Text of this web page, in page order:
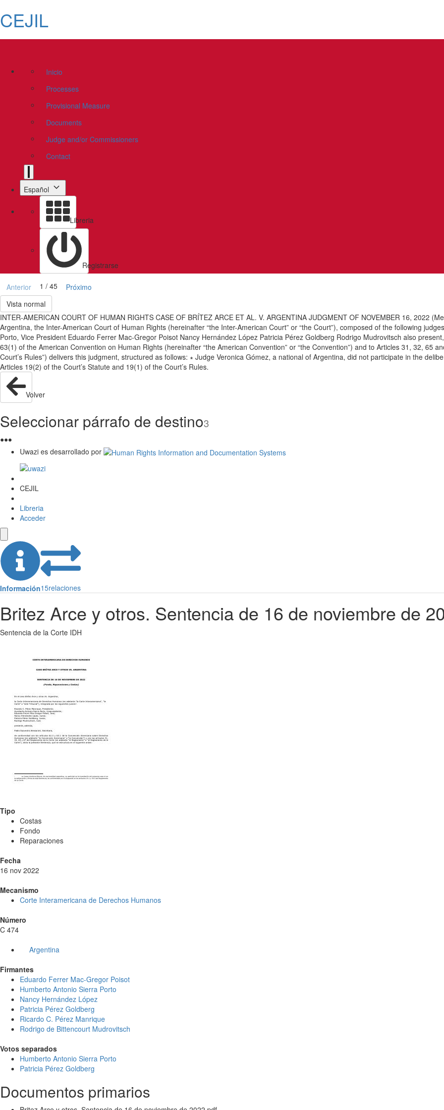
CEJIL
Inicio
Processes
Provisional Measure
Documents
Judge and/or Commissioners
Contact
Español
Libreria
Registrarse
Anterior 1 / 45
Próximo
Vista normal
INTER-AMERICAN COURT OF HUMAN RIGHTS CASE OF BRÍTEZ ARCE ET AL. V. ARGENTINA JUDGMENT OF NOVEMBER 16, 2022
Argentina, the Inter-American Court of Human Rights (hereinafter “the Inter-American Court” or “the Court”), composed of the following
Porto, Vice President Eduardo Ferrer Mac-Gregor Poisot Nancy Hernández López Patricia Pérez Goldberg Rodrigo Mudrovitsch also
63(1) of the American Convention on Human Rights (hereinafter “the American Convention” or “the Convention”) and to Articles 31, 32, 65
Court’s Rules”) delivers this judgment, structured as follows: ∗ Judge Veronica Gómez, a national of Argentina, did not participate in the
Articles 19(2) of the Court’s Statute and 19(1) of the Court’s Rules.
Volver
Seleccionar párrafo de destino3
●●●
Uwazi es desarrollado por
CEJIL
Libreria
Acceder
Información15relaciones
Britez Arce y otros. Sentencia de 16 de noviembre de
Sentencia de la Corte IDH
Tipo
Costas
Fondo
Reparaciones
Fecha
16 nov 2022
Mecanismo
Corte Interamericana de Derechos Humanos
Número
C 474
Argentina
Firmantes
Eduardo Ferrer Mac-Gregor Poisot
Humberto Antonio Sierra Porto
Nancy Hernández López
Patricia Pérez Goldberg
Ricardo C. Pérez Manrique
Rodrigo de Bittencourt Mudrovitsch
Votos separados
Humberto Antonio Sierra Porto
Patricia Pérez Goldberg
Documentos primarios